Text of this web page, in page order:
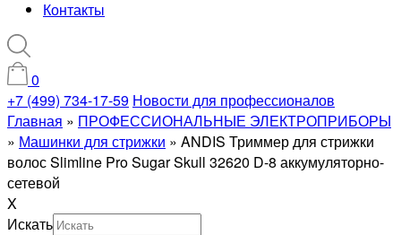
Контакты
0
+7 (499) 734-17-59 Новости для профессионалов
Главная » ПРОФЕССИОНАЛЬНЫЕ ЭЛЕКТРОПРИБОРЫ
» Машинки для стрижки » ANDIS Триммер для стрижки
волос Slimline Pro Sugar Skull 32620 D-8 аккумуляторно-
сетевой
X
Искать